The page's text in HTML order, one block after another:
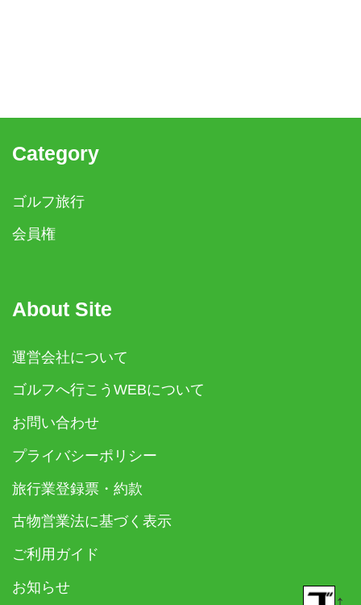
Category
ゴルフ旅行
会員権
About Site
運営会社について
ゴルフへ行こうWEBについて
お問い合わせ
プライバシーポリシー
旅行業登録票・約款
古物営業法に基づく表示
ご利用ガイド
お知らせ